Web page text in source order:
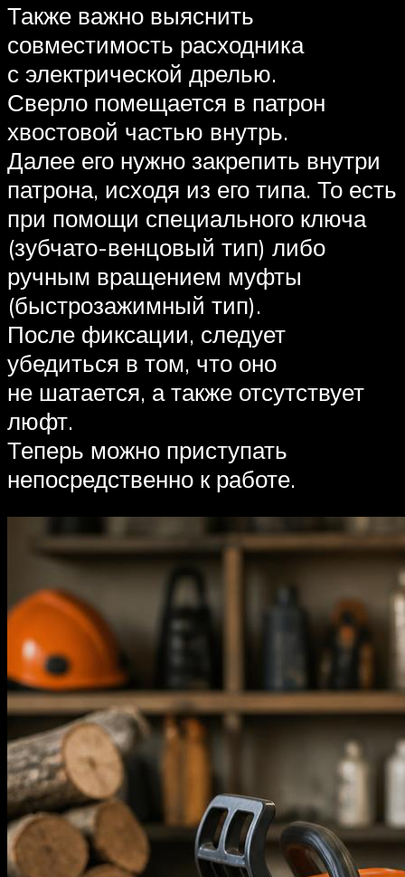
Также важно выяснить
совместимость расходника
с электрической дрелью.
Сверло помещается в патрон
хвостовой частью внутрь.
Далее его нужно закрепить внутри
патрона, исходя из его типа. То есть
при помощи специального ключа
(зубчато-венцовый тип) либо
ручным вращением муфты
(быстрозажимный тип).
После фиксации, следует
убедиться в том, что оно
не шатается, а также отсутствует
люфт.
Теперь можно приступать
непосредственно к работе.